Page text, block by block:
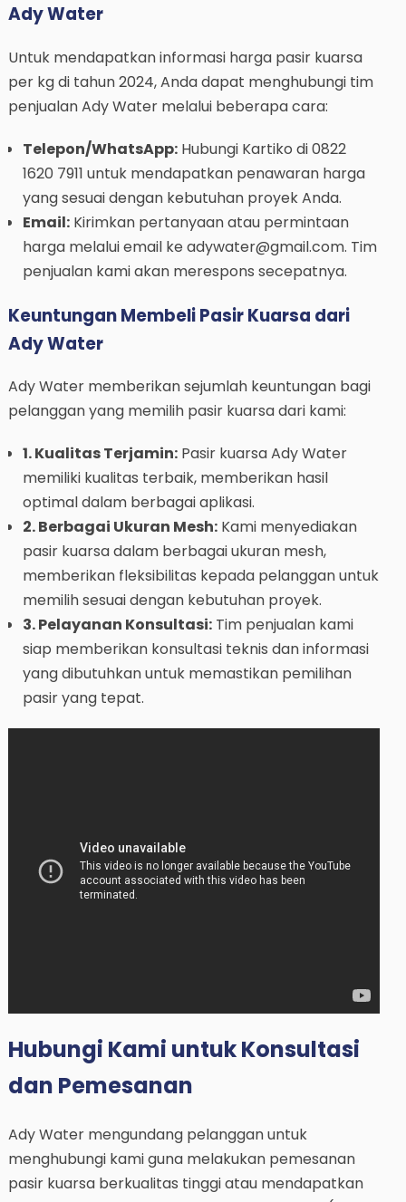
Ady Water
Untuk mendapatkan informasi harga pasir kuarsa
per kg di tahun 2024, Anda dapat menghubungi tim
penjualan Ady Water melalui beberapa cara:
Telepon/WhatsApp:Hubungi Kartiko di 0822
1620 7911 untuk mendapatkan penawaran harga
yang sesuai dengan kebutuhan proyek Anda.
Email:Kirimkan pertanyaan atau permintaan
harga melalui email ke adywater@gmail.com. Tim
penjualan kami akan merespons secepatnya.
Keuntungan Membeli Pasir Kuarsa dari
Ady Water
Ady Water memberikan sejumlah keuntungan bagi
pelanggan yang memilih pasir kuarsa dari kami:
1. Kualitas Terjamin:Pasir kuarsa Ady Water
memiliki kualitas terbaik, memberikan hasil
optimal dalam berbagai aplikasi.
2. Berbagai Ukuran Mesh:Kami menyediakan
pasir kuarsa dalam berbagai ukuran mesh,
memberikan fleksibilitas kepada pelanggan untuk
memilih sesuai dengan kebutuhan proyek.
3. Pelayanan Konsultasi:Tim penjualan kami
siap memberikan konsultasi teknis dan informasi
yang dibutuhkan untuk memastikan pemilihan
pasir yang tepat.
Hubungi Kami untuk Konsultasi
dan Pemesanan
Ady Water mengundang pelanggan untuk
menghubungi kami guna melakukan pemesanan
pasir kuarsa berkualitas tinggi atau mendapatkan